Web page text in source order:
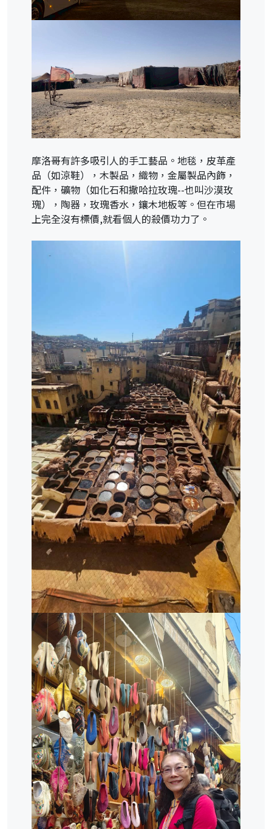
摩洛哥有許多吸引人的手工藝品。地毯，皮革產
品（如涼鞋），木製品，織物，金屬製品內飾，
配件，礦物（如化石和撒哈拉玫瑰--也叫沙漠玫
瑰），陶器，玫瑰香水，鑲木地板等。但在市場
上完全沒有標價,就看個人的殺價功力了。